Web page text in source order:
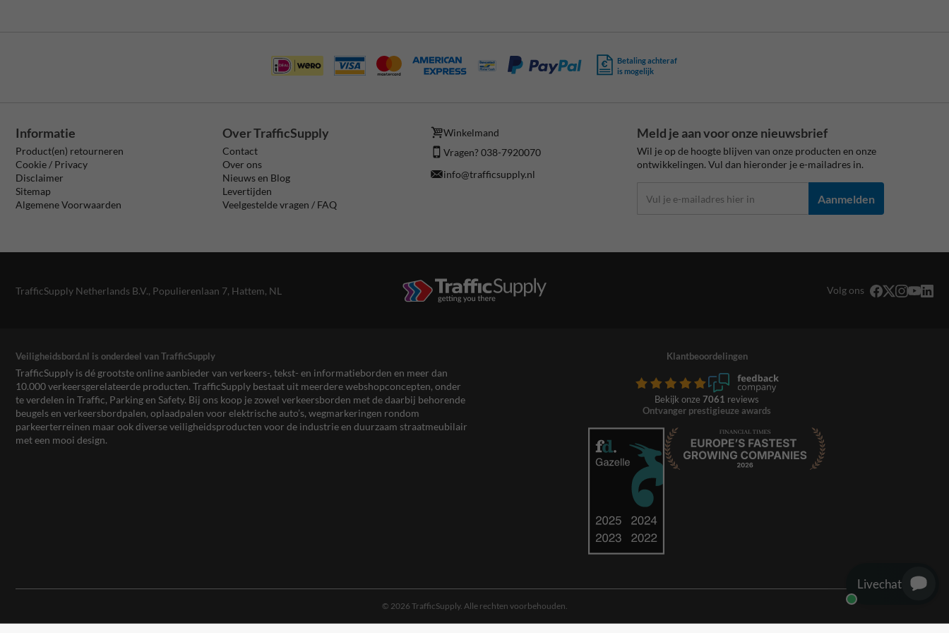
Betaling achteraf
is mogelijk
Informatie
Product(en) retourneren
Cookie / Privacy
Disclaimer
Sitemap
Algemene Voorwaarden
Over TrafficSupply
Contact
Over ons
Nieuws en Blog
Levertijden
Veelgestelde vragen / FAQ
Winkelmand
Vragen? 038-7920070
info@trafficsupply.nl
Meld je aan voor onze nieuwsbrief
Wil je op de hoogte blijven van onze producten en onze
ontwikkelingen. Vul dan hieronder je e-mailadres in.
Aanmelden
TrafficSupply Netherlands B.V., Populierenlaan 7, Hattem, NL Volg ons
Veiligheidsbord.nl is onderdeel van TrafficSupply
TrafficSupply is dé grootste online aanbieder van verkeers-, tekst- en informatieborden en meer dan
10.000 verkeersgerelateerde producten. TrafficSupply bestaat uit meerdere webshopconcepten, onder
te verdelen in Traffic, Parking en Safety. Bij ons koop je zowel verkeersborden met de daarbij behorende
beugels en verkeersbordpalen, oplaadpalen voor elektrische auto’s, wegmarkeringen rondom
parkeerterreinen maar ook diverse veiligheidsproducten voor de industrie en duurzaam straatmeubilair
met een mooi design.
Klantbeoordelingen
Bekijk onze 7061 reviews
Ontvanger prestigieuze awards
© 2026 TrafficSupply. Alle rechten voorbehouden.
Livechat